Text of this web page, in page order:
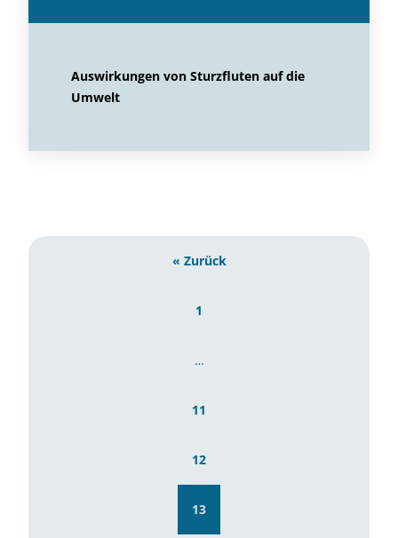
Auswirkungen von Sturzfluten auf die
Umwelt
« Zurück
1
…
11
12
13